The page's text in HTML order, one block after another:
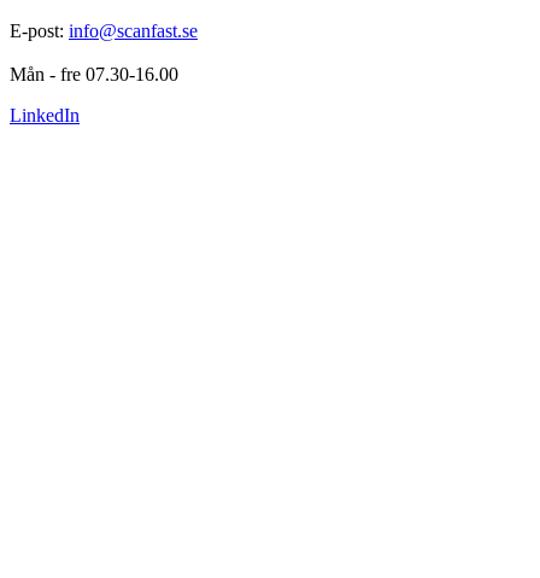
E-post: info@scanfast.se
Mån - fre 07.30-16.00
LinkedIn